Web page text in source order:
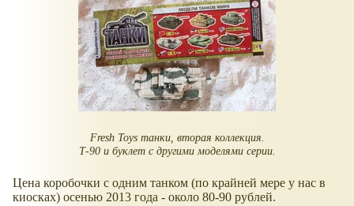
Fresh Toys танки, вторая коллекция.
Т-90 и буклет с другими моделями серии.
Цена коробочки с одним танком (по крайней мере у нас в
киосках) осенью 2013 года - около 80-90 рублей.